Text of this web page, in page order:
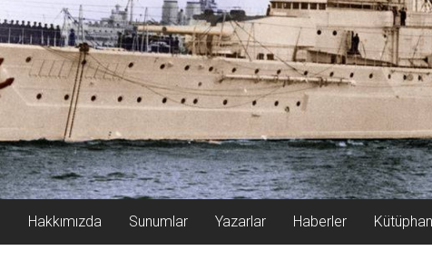
Hakkımızda Sunumlar Yazarlar Haberler